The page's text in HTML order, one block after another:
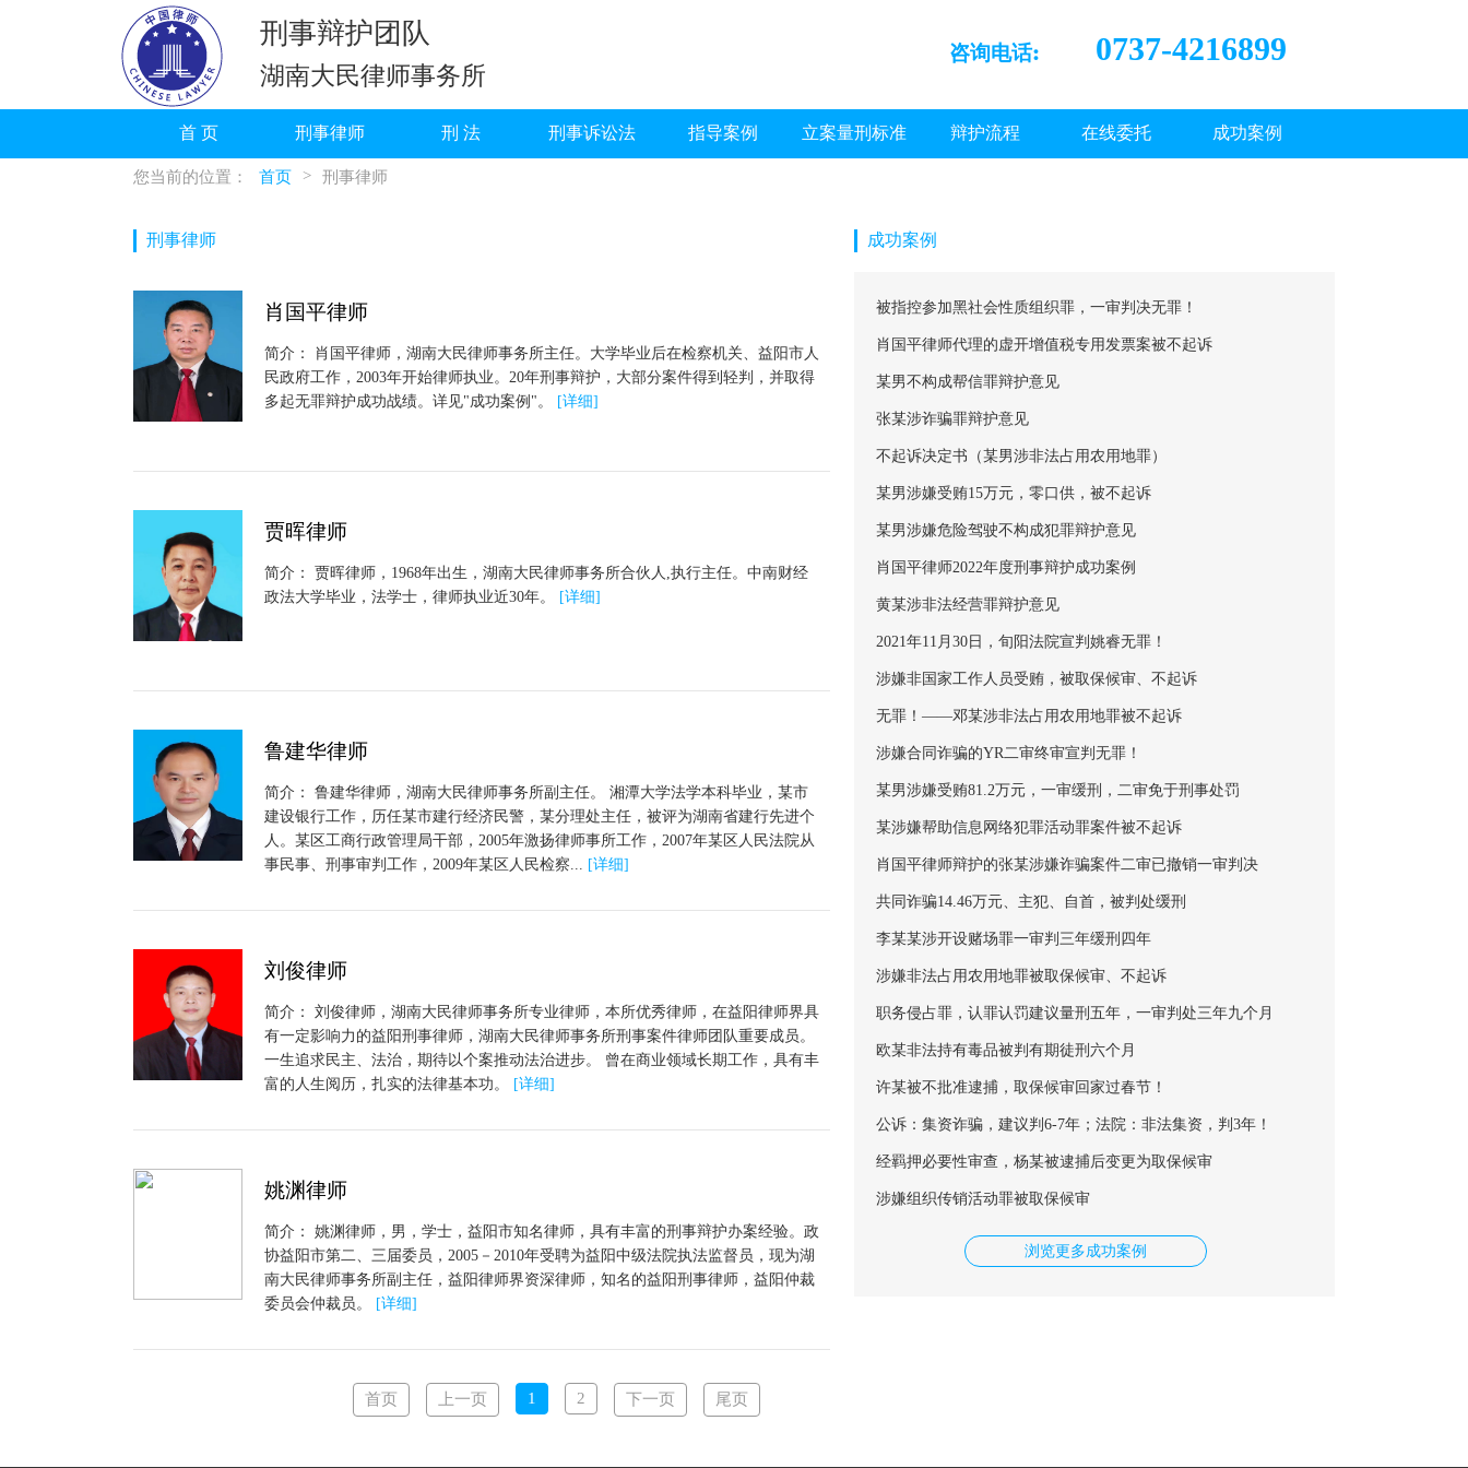
刑事辩护团队
湖南大民律师事务所
咨询电话: 0737-4216899
首 页 刑事律师 刑 法 刑事诉讼法 指导案例 立案量刑标准 辩护流程 在线委托 成功案例
您当前的位置： 首页 > 刑事律师
刑事律师
肖国平律师
简介： 肖国平律师，湖南大民律师事务所主任。大学毕业后在检察机关、益阳市人
民政府工作，2003年开始律师执业。20年刑事辩护，大部分案件得到轻判，并取得
多起无罪辩护成功战绩。详见"成功案例"。
[详细]
贾晖律师
简介： 贾晖律师，1968年出生，湖南大民律师事务所合伙人,执行主任。中南财经
政法大学毕业，法学士，律师执业近30年。
[详细]
鲁建华律师
简介： 鲁建华律师，湖南大民律师事务所副主任。 湘潭大学法学本科毕业，某市
建设银行工作，历任某市建行经济民警，某分理处主任，被评为湖南省建行先进个
人。某区工商行政管理局干部，2005年激扬律师事所工作，2007年某区人民法院从
事民事、刑事审判工作，2009年某区人民检察... [详细]
刘俊律师
简介： 刘俊律师，湖南大民律师事务所专业律师，本所优秀律师，在益阳律师界具
有一定影响力的益阳刑事律师，湖南大民律师事务所刑事案件律师团队重要成员。
一生追求民主、法治，期待以个案推动法治进步。 曾在商业领域长期工作，具有丰
富的人生阅历，扎实的法律基本功。
[详细]
姚渊律师
简介： 姚渊律师，男，学士，益阳市知名律师，具有丰富的刑事辩护办案经验。政
协益阳市第二、三届委员，2005－2010年受聘为益阳中级法院执法监督员，现为湖
南大民律师事务所副主任，益阳律师界资深律师，知名的益阳刑事律师，益阳仲裁
委员会仲裁员。
[详细]
首页 上一页 1 2 下一页 尾页
成功案例
被指控参加黑社会性质组织罪，一审判决无罪！
肖国平律师代理的虚开增值税专用发票案被不起诉
某男不构成帮信罪辩护意见
张某涉诈骗罪辩护意见
不起诉决定书（某男涉非法占用农用地罪）
某男涉嫌受贿15万元，零口供，被不起诉
某男涉嫌危险驾驶不构成犯罪辩护意见
肖国平律师2022年度刑事辩护成功案例
黄某涉非法经营罪辩护意见
2021年11月30日，旬阳法院宣判姚睿无罪！
涉嫌非国家工作人员受贿，被取保候审、不起诉
无罪！——邓某涉非法占用农用地罪被不起诉
涉嫌合同诈骗的YR二审终审宣判无罪！
某男涉嫌受贿81.2万元，一审缓刑，二审免于刑事处罚
某涉嫌帮助信息网络犯罪活动罪案件被不起诉
肖国平律师辩护的张某涉嫌诈骗案件二审已撤销一审判决
共同诈骗14.46万元、主犯、自首，被判处缓刑
李某某涉开设赌场罪一审判三年缓刑四年
涉嫌非法占用农用地罪被取保候审、不起诉
职务侵占罪，认罪认罚建议量刑五年，一审判处三年九个月
欧某非法持有毒品被判有期徒刑六个月
许某被不批准逮捕，取保候审回家过春节！
公诉：集资诈骗，建议判6-7年；法院：非法集资，判3年！
经羁押必要性审查，杨某被逮捕后变更为取保候审
涉嫌组织传销活动罪被取保候审
浏览更多成功案例